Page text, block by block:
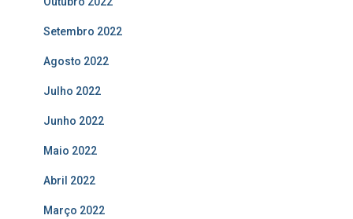
Setembro 2022
Agosto 2022
Julho 2022
Junho 2022
Maio 2022
Abril 2022
Março 2022